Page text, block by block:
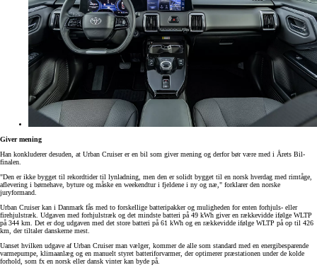
Giver mening
Han konkluderer desuden, at Urban Cruiser er en bil som giver mening og derfor bør være med i Årets Bil-
finalen.
"Den er ikke bygget til rekordtider til lynladning, men den er solidt bygget til en norsk hverdag med rimtåge,
aflevering i børnehave, byture og måske en weekendtur i fjeldene i ny og næ," forklarer den norske
juryformand.
Urban Cruiser kan i Danmark fås med to forskellige batteripakker og muligheden for enten forhjuls- eller
firehjulstræk. Udgaven med forhjulstræk og det mindste batteri på 49 kWh giver en rækkevidde ifølge WLTP
på 344 km. Det er dog udgaven med det store batteri på 61 kWh og en rækkevidde ifølge WLTP på op til 426
km, der tiltaler danskerne mest.
Uanset hvilken udgave af Urban Cruiser man vælger, kommer de alle som standard med en energibesparende
varmepumpe, klimaanlæg og en manuelt styret batteriforvarmer, der optimerer præstationen under de kolde
forhold, som fx en norsk eller dansk vinter kan byde på.